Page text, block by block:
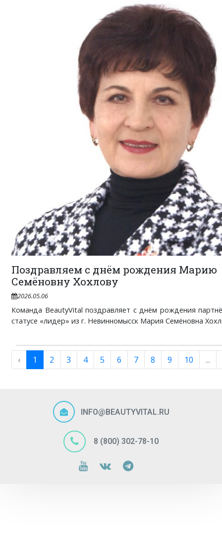
Поздравляем с днём рождения Марию
Семёновну Хохлову
2026.05.06
Команда BeautyVital поздравляет с днём рождения
статусе «лидер» из г. Невинномысск Мария Семёновна
‹ 1 2 3 4 5 6 7 8 9 10 ...
INFO@BEAUTYVITAL.RU
8 (800) 302-78-10